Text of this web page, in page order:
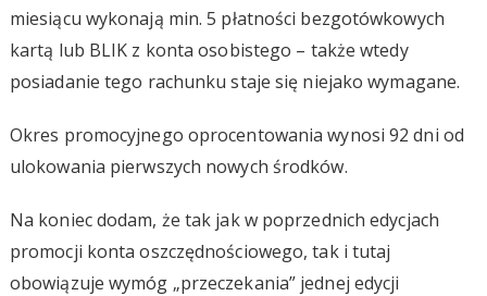
miesiącu wykonają min. 5 płatności bezgotówkowych
kartą lub BLIK z konta osobistego – także wtedy
posiadanie tego rachunku staje się niejako wymagane.
Okres promocyjnego oprocentowania wynosi 92 dni od
ulokowania pierwszych nowych środków.
Na koniec dodam, że tak jak w poprzednich edycjach
promocji konta oszczędnościowego, tak i tutaj
obowiązuje wymóg „przeczekania” jednej edycji